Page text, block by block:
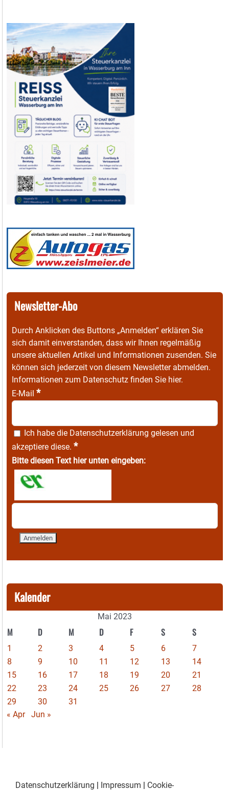
Newsletter-Abo
Durch Anklicken des Buttons „Anmelden“ erklären Sie
sich damit einverstanden, dass wir Ihnen regelmäßig
unsere aktuellen Artikel und Informationen zusenden. Sie
können sich jederzeit von diesem Newsletter abmelden.
Informationen zum Datenschutz finden Sie hier.
E-Mail *
Ich habe die Datenschutzerklärung gelesen und
akzeptiere diese. *
Bitte diesen Text hier unten eingeben:
Kalender
Mai 2023
M D M D F S S
1 2 3 4 5 6
7
8
9 10 11 12 13
14
15
16 17 18 19 20
21
22
23 24 25 26 27
28
29
30
31
« Apr
Jun »
Datenschutzerklärung | Impressum | Cookie-